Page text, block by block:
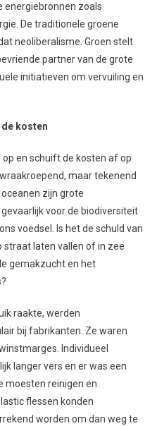
energiebronnen zoals
De traditionele groene
neoliberalisme. Groen stelt
partner van de grote
initiatieven om vervuiling en
kosten
en schuift de kosten af op
maar tekenend
oceanen zijn grote
voor de biodiversiteit
voedsel. Is het de schuld van
straat laten vallen of in zee
gemakzucht en het
raakte, werden
bij fabrikanten. Ze waren
Individueel
langer vers en er was een
moesten reinigen en
flessen konden
worden om dan weg te